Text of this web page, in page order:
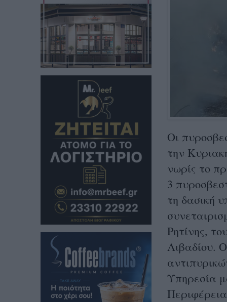
Οι
την
νωρίς το
3
τη δασική
Ρητίνης,
Λιβαδίου.
Υπηρεσία